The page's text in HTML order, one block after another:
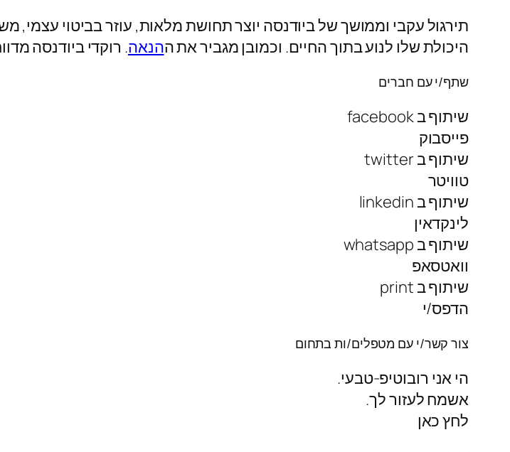
תירגול עקבי וממושך של ביודנסה יוצר תחושת מלאות, עוזר בביטוי
היכולת שלו לנוע בתוך החיים. וכמובן מגביר את ההנאה. רוקדי ביודנסה
שתף/י עם חברים
שיתוף ב facebook
פייסבוק
שיתוף ב twitter
טוויטר
שיתוף ב linkedin
לינקדאין
שיתוף ב whatsapp
וואטסאפ
שיתוף ב print
הדפס/י
צור קשר/י עם מטפלים/ות בתחום
הי אני רובוטיפ-טבעי.
אשמח לעזור לך.
לחץ כאן